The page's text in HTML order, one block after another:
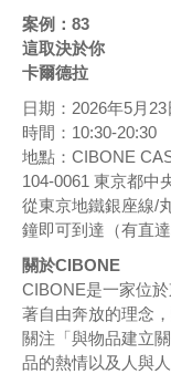
案例：83
這取決於你
卡爾德拉
日期：2026年5月
時間：10:30-20:30
地點：CIBONE
104-0061 東京都中
從東京地鐵銀座線/
鐘即可到達（有直達
關於CIBONE
CIBONE是一家位
著自由奔放的理念
關注「與物品建立
品的熱情以及人與